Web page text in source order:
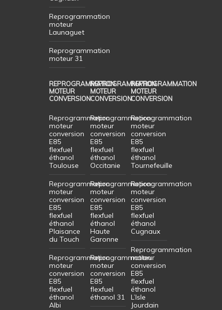
Reprogrammation
moteur
Launaguet
Reprogrammation
moteur 31
REPROGRAMMATION
MOTEUR
CONVERSION
Reprogrammation
moteur
conversion
E85
flexfuel
éthanol
Toulouse
Reprogrammation
moteur
conversion
E85
flexfuel
éthanol
Plaisance
du Touch
Reprogrammation
moteur
conversion
E85
flexfuel
éthanol
Albi
REPROGRAMMATION
MOTEUR
CONVERSION
Reprogrammation
moteur
conversion
E85
flexfuel
éthanol
Occitanie
Reprogrammation
moteur
conversion
E85
flexfuel
éthanol
Haute
Garonne
Reprogrammation
moteur
conversion
E85
flexfuel
éthanol 31
REPROGRAMMATION
MOTEUR
CONVERSION
Reprogrammation
moteur
conversion
E85
flexfuel
éthanol
Tournefeuille
Reprogrammation
moteur
conversion
E85
flexfuel
éthanol
Cugnaux
Reprogrammation
moteur
conversion
E85
flexfuel
éthanol
L’Isle
Jourdain